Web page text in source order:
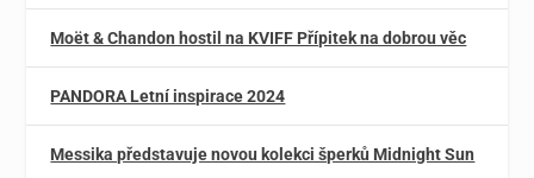
Moët & Chandon hostil na KVIFF Přípitek na dobrou věc
PANDORA Letní inspirace 2024
Messika představuje novou kolekci šperků Midnight Sun